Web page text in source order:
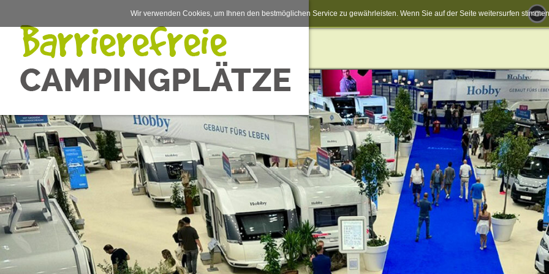
Wir verwenden Cookies, um Ihnen den bestmöglichen Service zu gewährleisten. Wenn Sie auf der Seite weitersurfen